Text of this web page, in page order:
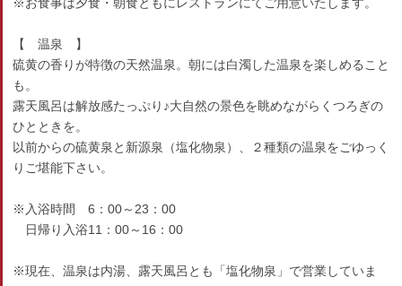
【 温泉 】
硫黄の香りが特徴の天然温泉。朝には白濁した温泉を楽しめること
も。
露天風呂は解放感たっぷり♪大自然の景色を眺めながらくつろぎの
ひとときを。
以前からの硫黄泉と新源泉（塩化物泉）、２種類の温泉をごゆっく
りご堪能下さい。
※入浴時間 6：00～23：00
日帰り入浴11：00～16：00
※現在、温泉は内湯、露天風呂とも「塩化物泉」で営業していま